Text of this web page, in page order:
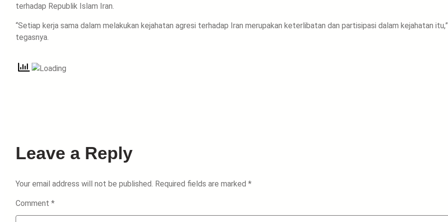
terhadap Republik Islam Iran.
“Setiap kerja sama dalam melakukan kejahatan agresi terhadap Iran merupakan keterlibatan dan partisipasi dalam kejahatan itu,”
tegasnya.
Leave a Reply
Your email address will not be published. Required fields are marked *
Comment *